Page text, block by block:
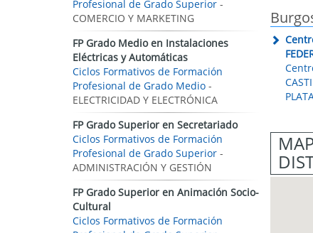
Profesional de Grado Superior -
COMERCIO Y MARKETING
FP Grado Medio en Instalaciones
Eléctricas y Automáticas
Ciclos Formativos de Formación
Profesional de Grado Medio -
ELECTRICIDAD Y ELECTRÓNICA
FP Grado Superior en Secretariado
Ciclos Formativos de Formación
Profesional de Grado Superior -
ADMINISTRACIÓN Y GESTIÓN
FP Grado Superior en Animación Socio-
Cultural
Ciclos Formativos de Formación